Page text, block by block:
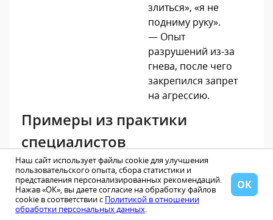
злиться», «я не
подниму руку».
— Опыт
разрушений из-за
гнева, после чего
закрепился запрет
на агрессию.
Примеры из практики
специалистов
БИОпсихосоматики
Мужчина, 42 года.Подкожный панариций на
среднем пальце правой руки. «Начальник
Наш сайт использует файлы cookie для улучшения
пользовательского опыта, сбора статистики и
представления персонализированных рекомендаций.
Нажав «ОК», вы даете согласие на обработку файлов
cookie в соответствии с Политикой в отношении
обработки персональных данных.
ОК